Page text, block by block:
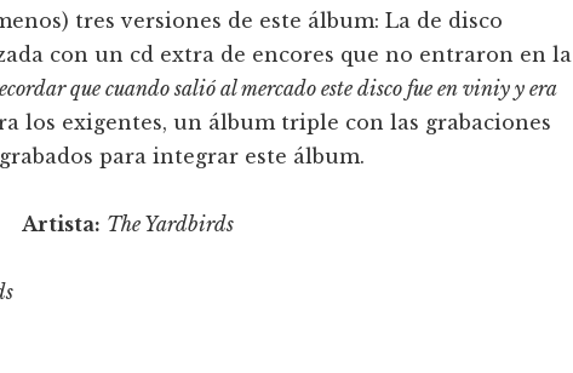
tres versiones de este álbum: La de disco
con un cd extra de encores que no entraron en la
que cuando salió al mercado este disco fue en viniy y era
los exigentes, un álbum triple con las grabaciones
para integrar este álbum.
Artista: The Yardbirds